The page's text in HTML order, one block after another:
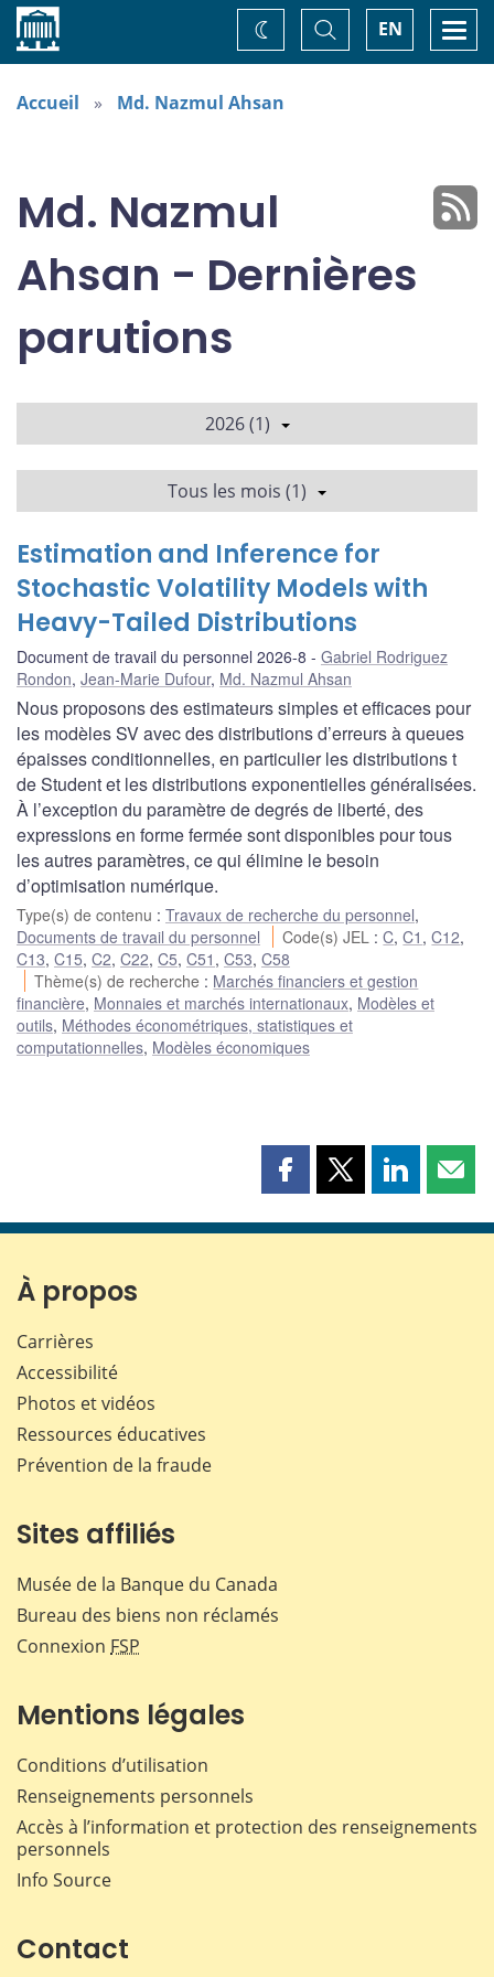
Accueil EN
Basculer
la
recherche
Changez
de
Accueil Md. Nazmul Ahsan
Md. Nazmul
Ahsan - Dernières
parutions
2026 (1)
Tous les mois (1)
Estimation and Inference for
Stochastic Volatility Models with
Heavy-Tailed Distributions
Document de travail du personnel 2026-8
Gabriel Rodriguez
Rondon, Jean-Marie Dufour, Md. Nazmul Ahsan
Nous proposons des estimateurs simples et efficaces pour
les modèles SV avec des distributions d’erreurs à queues
épaisses conditionnelles, en particulier les distributions t
de Student et les distributions exponentielles généralisées.
À l’exception du paramètre de degrés de liberté, des
expressions en forme fermée sont disponibles pour tous
les autres paramètres, ce qui élimine le besoin
d’optimisation numérique.
Type(s) de contenu : Travaux de recherche du personnel,
Documents de travail du personnel
Code(s) JEL :C,C1 ,C12,
C13, C15, C2, C22, C5, C51 , C53, C58
Thème(s) de recherche : Marchés financiers et gestion
financière, Monnaies et marchés internationaux, Modèles et
outils, Méthodes économétriques, statistiques et
computationnelles, Modèles économiques
Partager
page
Partager
page
Partager
page page
À propos
Carrières
Accessibilité
Photos et vidéos
Ressources éducatives
Prévention de la fraude
Sites affiliés
Musée de la Banque du Canada
Bureau des biens non réclamés
Connexion FSP
Mentions légales
Conditions d’utilisation
Renseignements personnels
Accès à l’information et protection des renseignements
personnels
Info Source
Contact